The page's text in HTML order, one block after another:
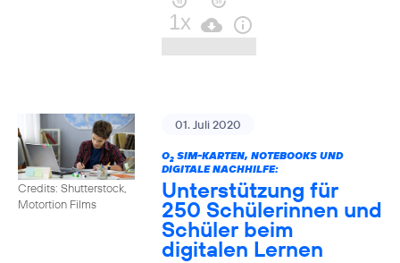
Credits: Shutterstock,
Motortion Films
01. Juli 2020
O2SIM-KARTEN, NOTEBOOKS UND
DIGITALE NACHHILFE:
Unterstützung für
250 Schülerinnen und
Schüler beim
digitalen Lernen